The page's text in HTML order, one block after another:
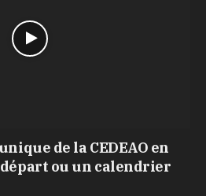
de la CEDEAO en
départ ou un calendrier